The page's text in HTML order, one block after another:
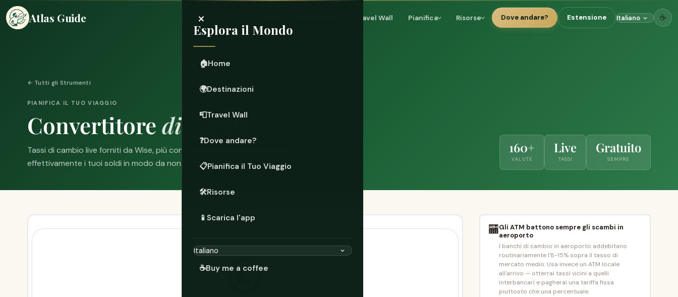
Atlas Guide Travel Wall Pianifica Risorse Dove andare? Estensione ☕
×
Esplora il Mondo
🏠Home
🌍Destinazioni
📮Travel Wall
❓Dove andare?
📋Pianifica il Tuo Viaggio
🛠️Risorse
📱 Scarica l'app
☕Buy me a coffee
← Tutti gli Strumenti
PIANIFICA IL TUO VIAGGIO
Convertitore di Valuta
Tassi di cambio live forniti da Wise, più consigli onesti su dove scambiare
effettivamente i tuoi soldi in modo da non perdere il 10% in aeroporto.
160+
VALUTE
Live
TASSI
Gratuito
SEMPRE
🏧Gli ATM battono sempre gli scambi in
aeroporto
I banchi di cambio in aeroporto addebitano
routinariamente l'8-15% sopra il tasso di
mercato medio. Usa invece un ATM locale
all'arrivo — otterrai tassi vicini a quelli
interbancari e pagherai una tariffa fissa
piuttosto che una percentuale.